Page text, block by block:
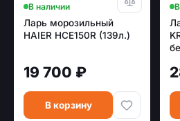
В наличии
Ларь морозильный
HAIER HCE150R (139л.)
19 700 ₽
В корзину